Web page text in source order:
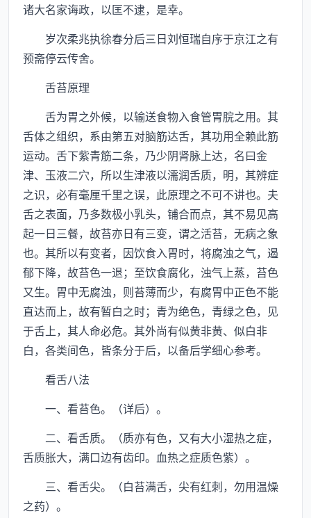
诸大名家诲政，以匡不逮，是幸。
岁次柔兆执徐春分后三日刘恒瑞自序于京江之有
预斋停云传舍。
舌苔原理
舌为胃之外候，以输送食物入食管胃脘之用。其
舌体之组织，系由第五对脑筋达舌，其功用全赖此筋
运动。舌下紫青筋二条，乃少阴肾脉上达，名曰金
津、玉液二穴，所以生津液以濡润舌质，明，其辨症
之识，必有毫厘千里之误，此原理之不可不讲也。夫
舌之表面，乃多数极小乳头，铺合而点，其不易见高
起一日三餐，故苔亦日有三变，谓之活苔，无病之象
也。其所以有变者，因饮食入胃时，将腐浊之气，遏
郁下降，故苔色一退；至饮食腐化，浊气上蒸，苔色
又生。胃中无腐浊，则苔薄而少，有腐胃中正色不能
直达而上，故有暂白之时；青为绝色，青绿之色，见
于舌上，其人命必危。其外尚有似黄非黄、似白非
白，各类间色，皆条分于后，以备后学细心参考。
看舌八法
一、看苔色。（详后）。
二、看舌质。（质亦有色，又有大小湿热之症，
舌质胀大，满口边有齿印。血热之症质色紫）。
三、看舌尖。（白苔满舌，尖有红刺，勿用温燥
之药）。